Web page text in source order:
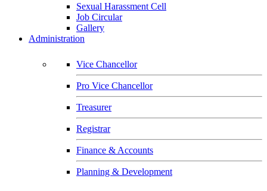
Sexual Harassment Cell
Job Circular
Gallery
Administration
Vice Chancellor
Pro Vice Chancellor
Treasurer
Registrar
Finance & Accounts
Planning & Development